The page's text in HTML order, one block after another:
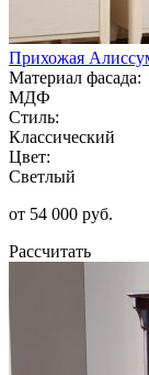
Прихожая
Материал фасада:
МДФ
Стиль:
Классический
Цвет:
Светлый
от 54 000 руб.
Рассчитать